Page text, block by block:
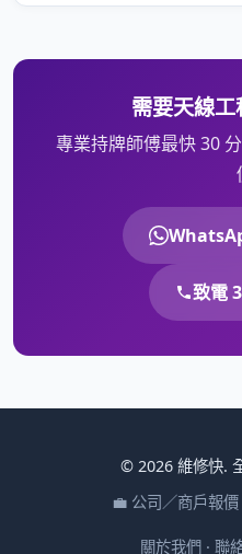
需要天線工
專業持牌師傅最快 30
致電
© 2026 維修快.
💼 公司／商戶報價
關於我們 · 聯